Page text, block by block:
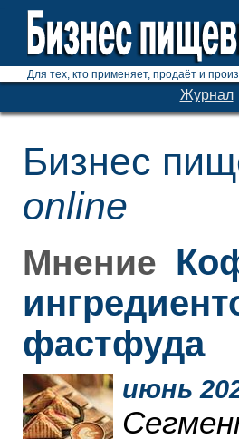
Для тех, кто применяет, продаёт и
Журнал
Бизнес
online
Мнение
фастфуда
июнь